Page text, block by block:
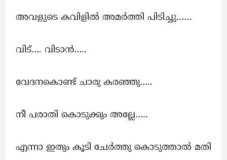
അവളുടെ കവിളിൽ അമർത്തി പിടിച്ചു……
വിട്…. വിടാൻ…..
വേദനകൊണ്ട് ചാരു കരഞ്ഞു…..
നീ പരാതി കൊടുക്കും അല്ലേ…..
എന്നാ ഇതും കൂടി ചേർത്തു കൊടുത്താൽ മതി